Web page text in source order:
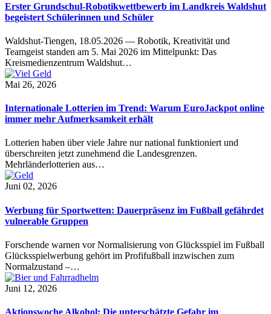
Erster Grundschul-Robotikwettbewerb im Landkreis Waldshut
begeistert Schülerinnen und Schüler
Waldshut-Tiengen, 18.05.2026 — Robotik, Kreativität und
Teamgeist standen am 5. Mai 2026 im Mittelpunkt: Das
Kreismedienzentrum Waldshut…
Mai 26, 2026
Internationale Lotterien im Trend: Warum EuroJackpot online
immer mehr Aufmerksamkeit erhält
Lotterien haben über viele Jahre nur national funktioniert und
überschreiten jetzt zunehmend die Landesgrenzen.
Mehrländerlotterien aus…
Juni 02, 2026
Werbung für Sportwetten: Dauerpräsenz im Fußball gefährdet
vulnerable Gruppen
Forschende warnen vor Normalisierung von Glücksspiel im Fußball
Glücksspielwerbung gehört im Profifußball inzwischen zum
Normalzustand –…
Juni 12, 2026